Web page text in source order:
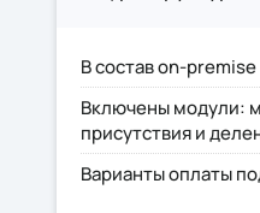
Интеграция
Стоимость
В состав on-
Включены модули:
присутствия и
Варианты оплаты